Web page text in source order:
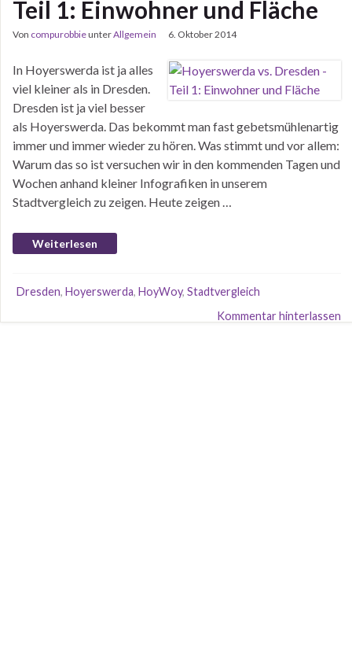
Teil 1: Einwohner und Fläche
Von compurobbieunterAllgemein 6. Oktober 2014
In Hoyerswerda ist ja alles
viel kleiner als in Dresden.
Dresden ist ja viel besser
als Hoyerswerda. Das bekommt man fast gebetsmühlenartig
immer und immer wieder zu hören. Was stimmt und vor allem:
Warum das so ist versuchen wir in den kommenden Tagen und
Wochen anhand kleiner Infografiken in unserem
Stadtvergleich zu zeigen. Heute zeigen …
Weiterlesen
Dresden, Hoyerswerda, HoyWoy, Stadtvergleich
Kommentar hinterlassen